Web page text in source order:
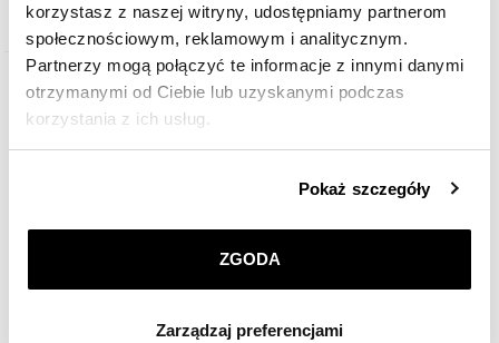
korzystasz z naszej witryny, udostępniamy partnerom
społecznościowym, reklamowym i analitycznym.
Partnerzy mogą połączyć te informacje z innymi danymi
otrzymanymi od Ciebie lub uzyskanymi podczas
korzystania z ich usług.
przez nas plików cookie znajdziesz wPolityce
prywatności.
korzystamy. Możesz również wybrać jaki rodzaj plików
Pokaż szczegóły
ZGODA
Zarządzaj preferencjami
4 735 PLN